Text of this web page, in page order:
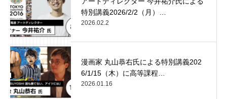
特別講義2026/2/2（月）…
2026.02.2
漫画家 丸山恭右氏による特別講義202
6/1/15（木）に高等課程…
2026.01.16